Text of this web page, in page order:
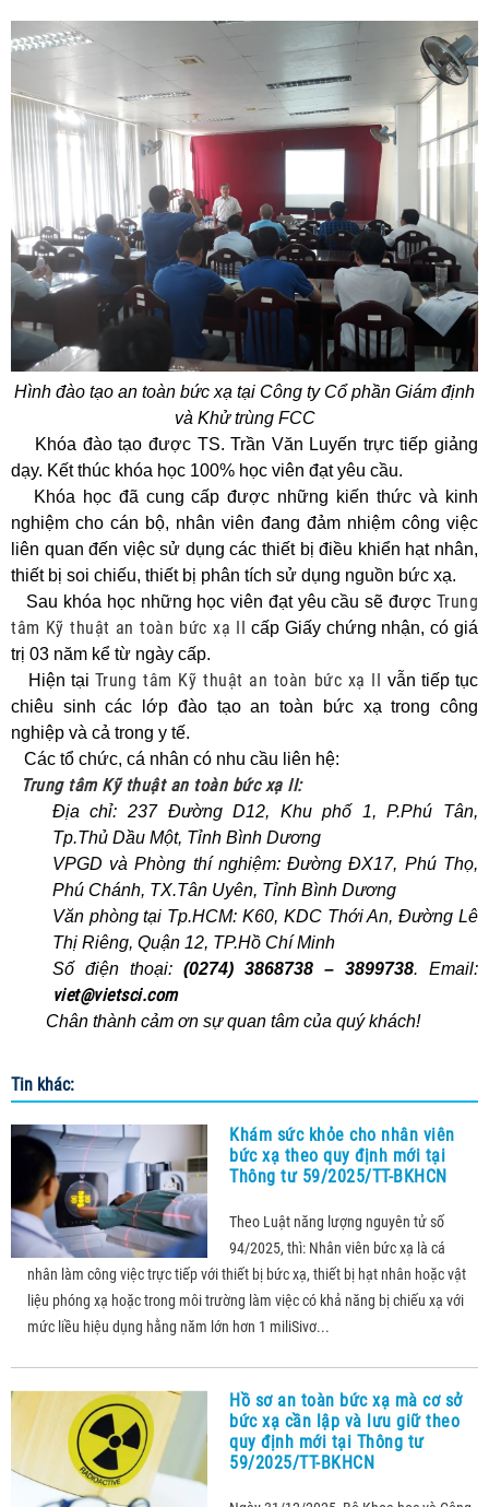
Hình đào tạo an toàn bức xạ tại Công ty Cổ phần Giám định
và Khử trùng FCC
Khóa đào tạo được TS. Trần Văn Luyến trực tiếp giảng
dạy. Kết thúc khóa học 100% học viên đạt yêu cầu.
Khóa học đã cung cấp được những kiến thức và kinh
nghiệm cho cán bộ, nhân viên đang đảm nhiệm công việc
liên quan đến việc sử dụng các thiết bị điều khiển hạt nhân,
thiết bị soi chiếu, thiết bị phân tích sử dụng nguồn bức xạ.
Sau khóa học những học viên đạt yêu cầu sẽ được Trung
tâm Kỹ thuật an toàn bức xạ II cấp Giấy chứng nhận, có giá
trị 03 năm kể từ ngày cấp.
Hiện tại Trung tâm Kỹ thuật an toàn bức xạ II vẫn tiếp tục
chiêu sinh các lớp đào tạo an toàn bức xạ trong công
nghiệp và cả trong y tế.
Các tổ chức, cá nhân có nhu cầu liên hệ:
Trung tâm Kỹ thuật an toàn bức xạ II:
Địa chỉ: 237 Đường D12, Khu phố 1, P.Phú Tân,
Tp.Thủ Dầu Một, Tỉnh Bình Dương
VPGD và Phòng thí nghiệm: Đường ĐX17, Phú Thọ,
Phú Chánh, TX.Tân Uyên, Tỉnh Bình Dương
Văn phòng tại Tp.HCM: K60, KDC Thới An, Đường Lê
Thị Riêng, Quận 12, TP.Hồ Chí Minh
Số điện thoại: (0274) 3868738 – 3899738. Email:
viet@vietsci.com
Chân thành cảm ơn sự quan tâm của quý khách!
Tin khác:
Khám sức khỏe cho nhân viên
bức xạ theo quy định mới tại
Thông tư 59/2025/TT-BKHCN
Theo Luật năng lượng nguyên tử số
94/2025, thì: Nhân viên bức xạ là cá
nhân làm công việc trực tiếp với thiết bị bức xạ, thiết bị hạt nhân hoặc vật
liệu phóng xạ hoặc trong môi trường làm việc có khả năng bị chiếu xạ với
mức liều hiệu dụng hằng năm lớn hơn 1 miliSivơ...
Hồ sơ an toàn bức xạ mà cơ sở
bức xạ cần lập và lưu giữ theo
quy định mới tại Thông tư
59/2025/TT-BKHCN